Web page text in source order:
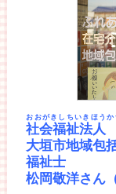
社会福祉法人
おおがきしちいきほう
大垣市地域包
福祉士
松岡敬洋さん